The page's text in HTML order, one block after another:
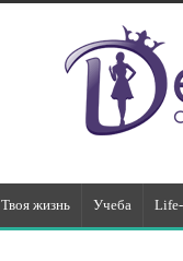
Твоя жизнь Учеба